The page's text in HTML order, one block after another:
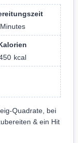
Minutes
kcal
Quadrate, bei
& ein Hit